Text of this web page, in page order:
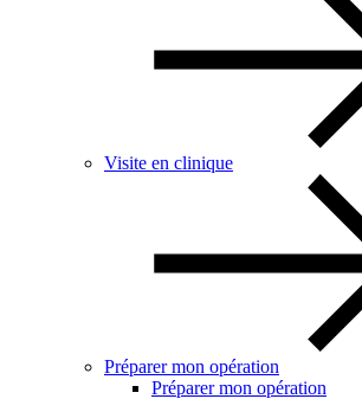
Visite en clinique
Préparer mon opération
Préparer mon opération